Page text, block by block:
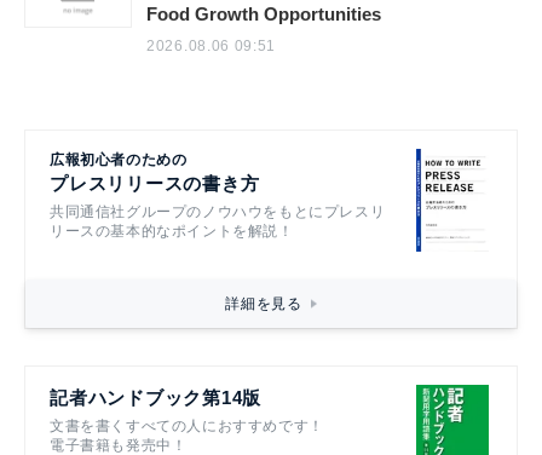
Food Growth Opportunities
2026.08.06 09:51
広報初心者のための
プレスリリースの書き方
共同通信社グループのノウハウをもとにプレスリ
リースの基本的なポイントを解説！
詳細を見る
記者ハンドブック第14版
文書を書くすべての人におすすめです！
電子書籍も発売中！